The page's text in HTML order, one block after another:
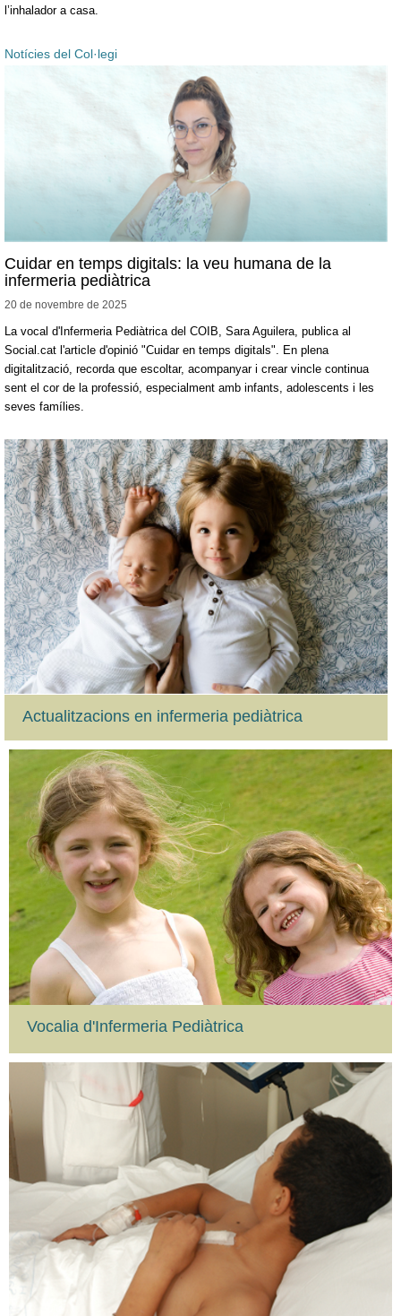
l’inhalador a casa.
Notícies del Col·legi
Cuidar en temps digitals: la veu humana de la
infermeria pediàtrica
20 de novembre de 2025
La vocal d'Infermeria Pediàtrica del COIB, Sara Aguilera, publica al
Social.cat l'article d'opinió "Cuidar en temps digitals". En plena
digitalització, recorda que escoltar, acompanyar i crear vincle continua
sent el cor de la professió, especialment amb infants, adolescents i les
seves famílies.
Actualitzacions en infermeria pediàtrica
Vocalia d'Infermeria Pediàtrica